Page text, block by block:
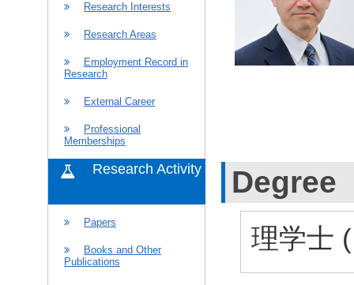
Research Interests
Research Areas
Employment Record in
Research
External Career
Professional
Memberships
Research Activity
Papers
Books and Other
Publications
Degree
理学士